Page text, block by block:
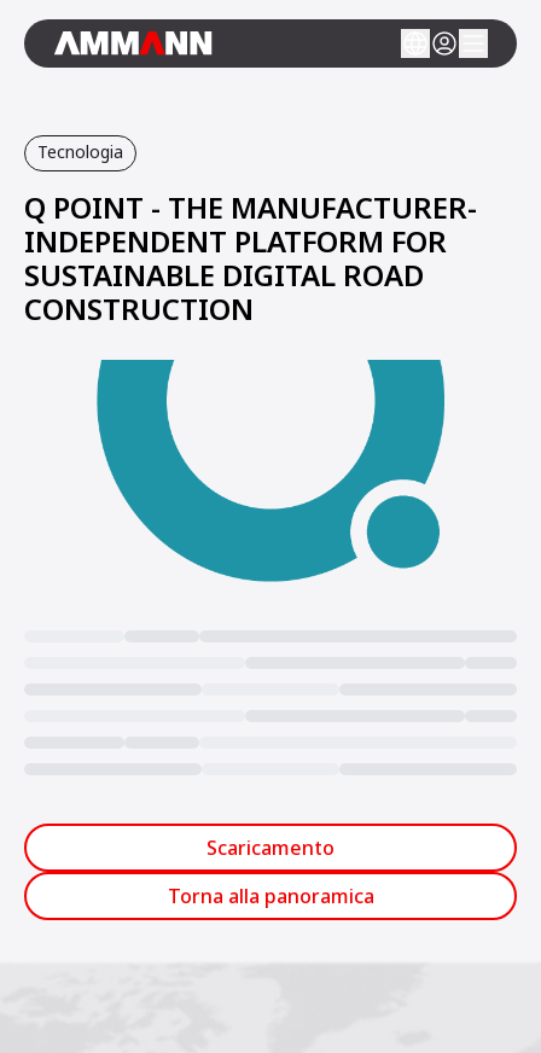
Tecnologia
Q POINT - THE MANUFACTURER-
INDEPENDENT PLATFORM FOR
SUSTAINABLE DIGITAL ROAD
CONSTRUCTION
Scaricamento
Torna alla panoramica